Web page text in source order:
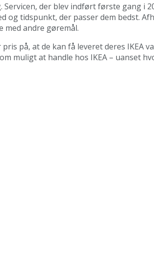
Servicen, der blev indført første gang i
tidspunkt, der passer dem bedst.
med andre gøremål.
på, at de kan få leveret deres IKEA
muligt at handle hos IKEA – uanset